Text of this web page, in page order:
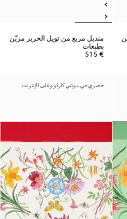
منديل مربع من تويل الحرير مزيّن
بطبعات
€ 515
حصري في مونتي كارلو وعلى الإنترنت